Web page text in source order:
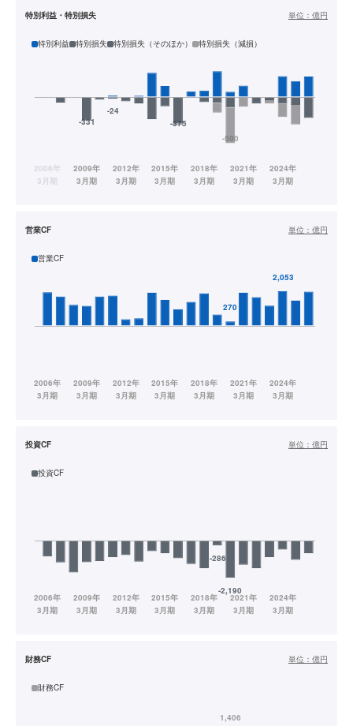
特別利益・特別損失 単位： 億円
特別利益 特別損失 特別損失（そのほか） 特別損失（減損）
営業CF 単位： 億円
営業CF
投資CF 単位： 億円
投資CF
財務CF 単位： 億円
財務CF